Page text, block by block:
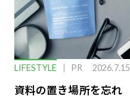
LIFESTYLE PR 2026.7.15
資料の置き場所を忘れ